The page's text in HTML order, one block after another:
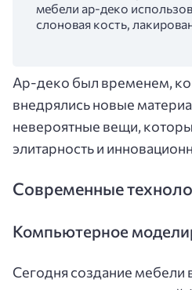
мебели ар-деко
слоновая кость,
Ар-деко был временем,
внедрялись новые
невероятные вещи,
элитарность и
Современные
Компьютерное
Сегодня создание мебели